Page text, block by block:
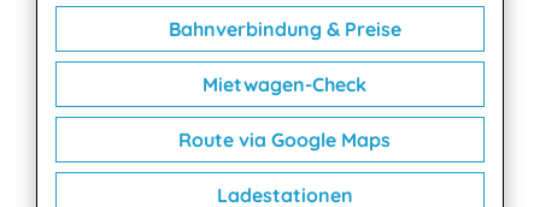
Bahnverbindung & Preise
Mietwagen-Check
Route via Google Maps
Ladestationen